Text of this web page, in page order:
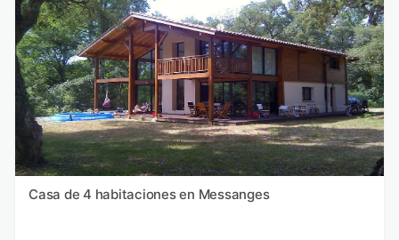
Casa de 4 habitaciones en Messanges